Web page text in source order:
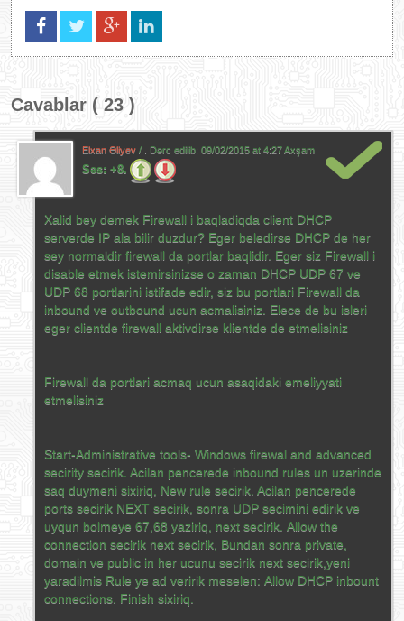
Cavablar ( 23 )
Elxan Əliyev / . Dərc edilib: 09/02/2015 at 4:27 Axşam
Səs: +8.
Xalid bey demek Firewall i baqladiqda client DHCP
serverde IP ala bilir duzdur? Eger beledirse DHCP de her
sey normaldir firewall da portlar baqlidir. Eger siz Firewall i
disable etmek istemirsinizse o zaman DHCP UDP 67 ve
UDP 68 portlarini istifade edir, siz bu portlari Firewall da
inbound ve outbound ucun acmalisiniz. Elece de bu isleri
eger clientde firewall aktivdirse klientde de etmelisiniz
Firewall da portlari acmaq ucun asaqidaki emeliyyati
etmelisiniz
Start-Administrative tools- Windows firewal and advanced
secirity secirik. Acilan pencerede inbound rules un uzerinde
saq duymeni sixiriq, New rule secirik. Acilan pencerede
ports secirik NEXT secirik, sonra UDP secimini edirik ve
uyqun bolmeye 67,68 yaziriq, next secirik. Allow the
connection secirik next secirik, Bundan sonra private,
domain ve public in her ucunu secirik next secirik,yeni
yaradilmis Rule ye ad veririk meselen: Allow DHCP inbount
connections. Finish sixiriq.